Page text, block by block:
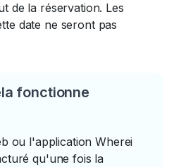
de la réservation. Les
date ne seront pas
fonctionne
ou l'application Wherei
qu'une fois la